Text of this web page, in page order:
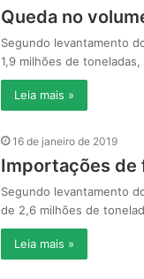
Queda no
Segundo levantamento
1,9 milhões de
Leia mais »
16 de janeiro de 2019
Importações de
Segundo levantamento
de 2,6 milhões de
Leia mais »